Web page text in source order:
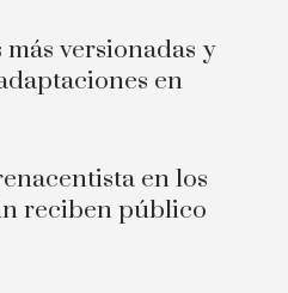
versionadas y
en
en los
reciben público